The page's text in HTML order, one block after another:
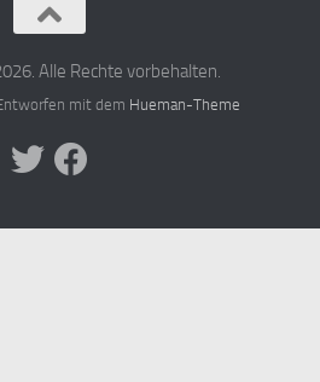
Alle Rechte vorbehalten.
mit dem Hueman-Theme